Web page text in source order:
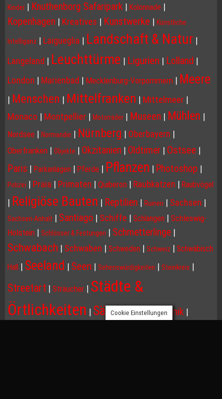
Kinder | Knuthenborg Safaripark | Kolonnade |
Kopenhagen | Kreatives | Kunstwerke | Künstliche
Intelliganz | Laigueglia | Landschaft & Natur |
Langeland | Leuchttürme | Ligurien | Lolland |
London | Marienbad | Mecklenburg-Vorpommern | Meere
| Menschen | Mittelfranken | Mittelmeer |
Monaco | Montpellier | Motorräder | Museen | Mühlen |
Nordsee | Normandie | Nürnberg | Oberbayern |
Oberfranken | Objekte | Okzitanien | Oldtimer | Ostsee |
Paris | Parkanlagen | Pferde | Pflanzen | Photoshop |
Polizei | Praia | Primaten | Quiberon | Raubkatzen | Raubvögel
| Religiöse Bauten | Reptilien | Ruinen | Sachsen |
Sachsen-Anhalt | Santiago | Schiffe | Schlangen | Schleswig-
Holstein | Schlösser & Festungen | Schmetterlinge |
Schwabach | Schwaben | Schweden | Schweiz | Schwäbisch
Hall
| Seeland | Seen | Sehenswürdigkeiten | Steinkreis |
Streetart | Sträucher | Städte &
Örtlichkeiten | Säugetiere|Technik |
Cookie Einstellungen